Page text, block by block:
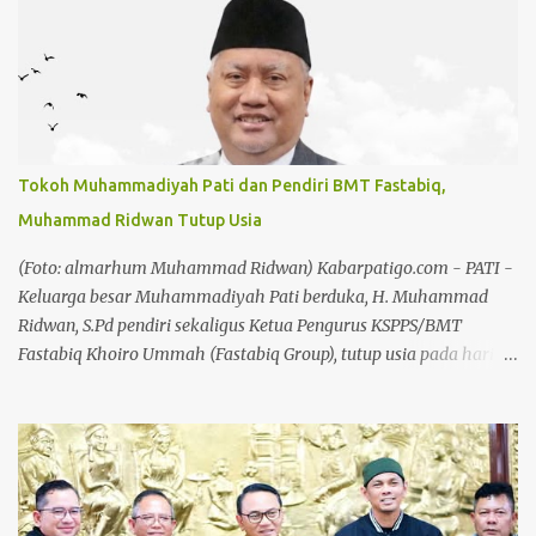
kalangan penegak hukum. Reputasinya sebagai jaksa pemberani
dan anti korupsi sudah terbukti sejak ia memimpin Kejari
Kuansing. Hadiman, sebelumnya menjabat sebagai Aspidsus
Kejaksaan Tinggi Sumatera Barat dan pernah menjadi Kajari
Kuantan Singingi, Riau. Baca juga: Hari Jadi Koperasi ke 79,
Chandra: Koperasi Harus Jadi Penggerak Ekonomi Kerakyatan
Baca juga: Chandra: Pekan Kreasi Bakal Jadi Agenda Tahunan
Karier Hadiman menanjak saat menjabat sebagai Kajari
Kuansing pada tahun 2021. Berbagai kasus yang menjadi
perhatian publik dibongkarnya tanpa pandang bulu. Terutama
proyek tiga pilar. ...
Tokoh Muhammadiyah Pati dan Pendiri BMT Fastabiq,
Muhammad Ridwan Tutup Usia
(Foto: almarhum Muhammad Ridwan) Kabarpatigo.com - PATI -
Keluarga besar Muhammadiyah Pati berduka, H. Muhammad
Ridwan, S.Pd pendiri sekaligus Ketua Pengurus KSPPS/BMT
Fastabiq Khoiro Ummah (Fastabiq Group), tutup usia pada hari
Muhammadiyah Pati dan juga diperjelas oleh jaringan lembaga
yang terafiliasi dengan beliau, di antaranya Keluarga Besar BMT
Fastabiq, RSU Fastabiq Sehat PKU Muhammadiyah, serta
berbagai elemen masyarakat dan instansi di Kabupaten Pati.